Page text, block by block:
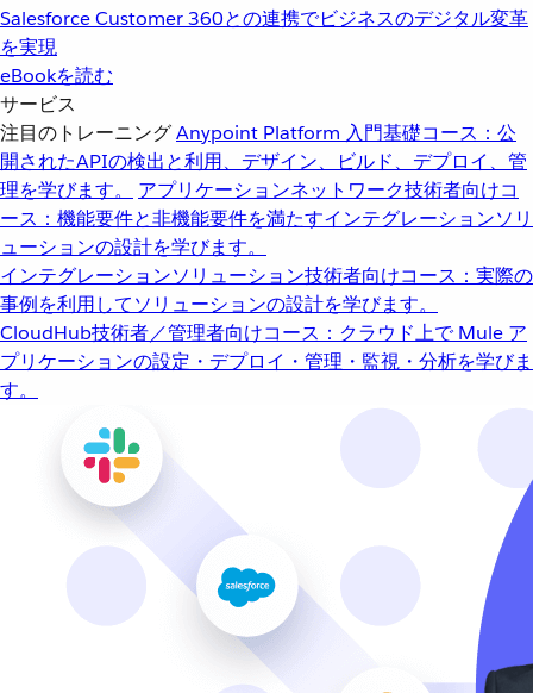
Salesforce Customer 360との連携でビジネスのデジタル変革
を実現
eBookを読む
サービス
注目のトレーニングAnypoint Platform 入門基礎コース：公
開されたAPIの検出と利用、デザイン、ビルド、デプロイ、管
理を学びます。
アプリケーションネットワーク技術者向けコ
ース：機能要件と非機能要件を満たすインテグレーションソリ
ューションの設計を学びます。
インテグレーションソリューション技術者向けコース：実際の
事例を利用してソリューションの設計を学びます。
CloudHub技術者／管理者向けコース：クラウド上で Mule ア
プリケーションの設定・デプロイ・管理・監視・分析を学びま
す。